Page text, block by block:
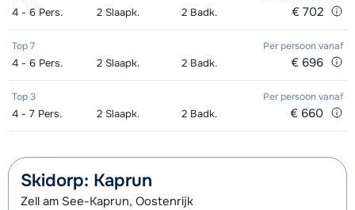
4 - 6 Pers. 2 Slaapk. 2 Badk. € 702
Top 7 Per persoonvanaf
4 - 6 Pers. 2 Slaapk. 2 Badk. € 696
Top 3 Per persoonvanaf
4 - 7 Pers. 2 Slaapk. 2 Badk. € 660
Skidorp: Kaprun
Zell am See-Kaprun, Oostenrijk